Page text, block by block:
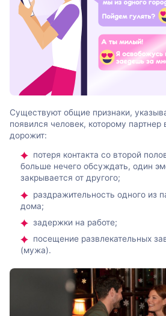
Существуют общие признаки,
появился человек, которому партнер
дорожит:
потеря контакта со второй
больше нечего обсуждать, один
закрывается от другого;
раздражительность одного из
дома;
задержки на работе;
посещение развлекательных
(мужа).